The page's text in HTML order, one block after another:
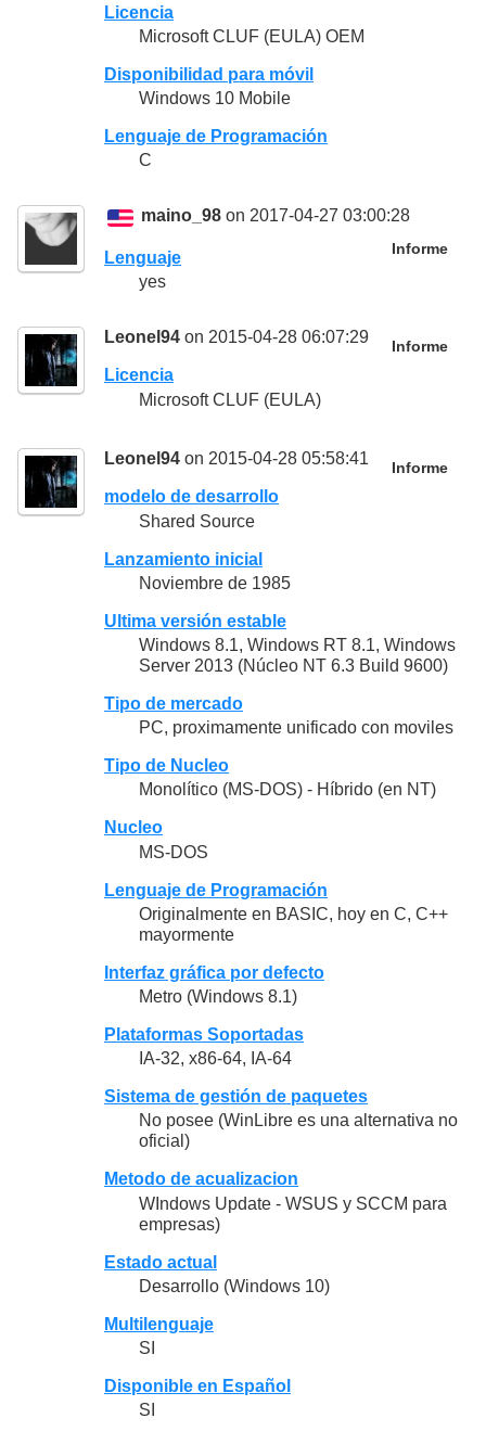
Licencia
Microsoft CLUF (EULA) OEM
Disponibilidad para móvil
Windows 10 Mobile
Lenguaje de Programación
C
maino_98 on 2017-04-27 03:00:28
Informe
Lenguaje
yes
Leonel94 on 2015-04-28 06:07:29 Informe
Licencia
Microsoft CLUF (EULA)
Leonel94 on 2015-04-28 05:58:41 Informe
modelo de desarrollo
Shared Source
Lanzamiento inicial
Noviembre de 1985
Ultima versión estable
Windows 8.1, Windows RT 8.1, Windows
Server 2013 (Núcleo NT 6.3 Build 9600)
Tipo de mercado
PC, proximamente unificado con moviles
Tipo de Nucleo
Monolítico (MS-DOS) - Híbrido (en NT)
Nucleo
MS-DOS
Lenguaje de Programación
Originalmente en BASIC, hoy en C, C++
mayormente
Interfaz gráfica por defecto
Metro (Windows 8.1)
Plataformas Soportadas
IA-32, x86-64, IA-64
Sistema de gestión de paquetes
No posee (WinLibre es una alternativa no
oficial)
Metodo de acualizacion
WIndows Update - WSUS y SCCM para
empresas)
Estado actual
Desarrollo (Windows 10)
Multilenguaje
SI
Disponible en Español
SI